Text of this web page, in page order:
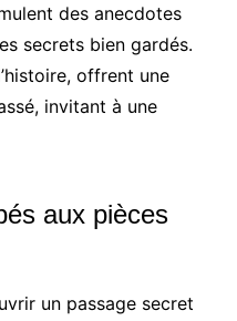
des anecdotes
secrets bien gardés.
offrent une
invitant à une
aux pièces
un passage secret